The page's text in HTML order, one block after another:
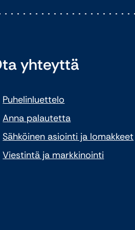
yhteyttä
Puhelinluettelo
Anna palautetta
Sähköinen asiointi ja lomakkeet
Viestintä ja markkinointi